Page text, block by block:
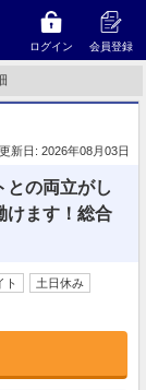
ログイン 会員登録
更新日: 2026年08月03日
との両立がし
けます！総合
ト
土日休み